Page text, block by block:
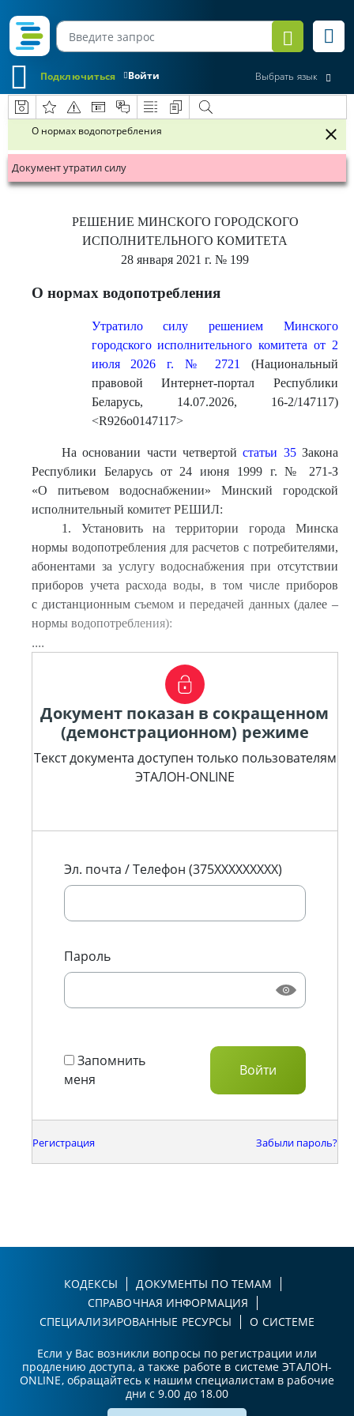
Войти
Подключиться Выбрать язык
О нормах водопотребления
Документ утратил силу
РЕШЕНИЕ МИНСКОГО ГОРОДСКОГО
ИСПОЛНИТЕЛЬНОГО КОМИТЕТА
28 января 2021 г. № 199
О нормах водопотребления
Утратило силу решением Минского
городского исполнительного комитета от 2
июля 2026 г. № 2721 (Национальный
правовой Интернет-портал Республики
Беларусь, 14.07.2026, 16-2/147117)
<R926o0147117>
На основании части четвертойстатьи 35Закона
Республики Беларусь от 24 июня 1999 г. № 271-З
«О питьевом водоснабжении» Минский городской
исполнительный комитет РЕШИЛ:
1. Установить на территории города Минска
нормы водопотребления для расчетов с потребителями,
абонентами за услугу водоснабжения при отсутствии
приборов учета расхода воды, в том числе приборов
с дистанционным съемом и передачей данных (далее –
нормы водопотребления):
....
Документ показан в сокращенном
(демонстрационном) режиме
Текст документа доступен только пользователям
ЭТАЛОН-ONLINE
Эл. почта / Телефон (375XXXXXXXXX)
Пароль
Запомнить
меня
Регистрация Забыли пароль?
КОДЕКСЫ
ДОКУМЕНТЫ ПО ТЕМАМ
СПРАВОЧНАЯ ИНФОРМАЦИЯ
СПЕЦИАЛИЗИРОВАННЫЕ РЕСУРСЫ
О СИСТЕМЕ
Если у Вас возникли вопросы по регистрации или
продлению доступа, а также работе в системе ЭТАЛОН-
ONLINE, обращайтесь к нашим специалистам в рабочие
дни с 9.00 до 18.00